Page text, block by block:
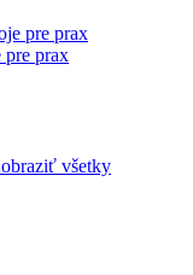
pre prax
všetky